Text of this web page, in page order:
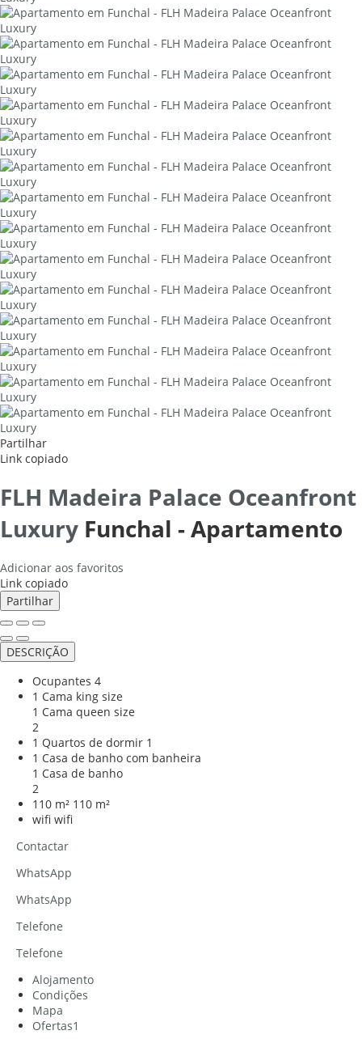
Partilhar
Link copiado
FLH Madeira Palace Oceanfront
Luxury Funchal -Apartamento
Adicionar aos favoritos
Link copiado
Partilhar
DESCRIÇÃO
Ocupantes 4
1 Cama king size
1 Cama queen size
2
1 Quartos de dormir 1
1 Casa de banho com banheira
1 Casa de banho
2
110 m² 110 m²
wifi wifi
Contactar
WhatsApp
WhatsApp
Telefone
Telefone
Alojamento
Condições
Mapa
Ofertas1